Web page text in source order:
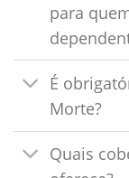
para
É
Morte?
Quais